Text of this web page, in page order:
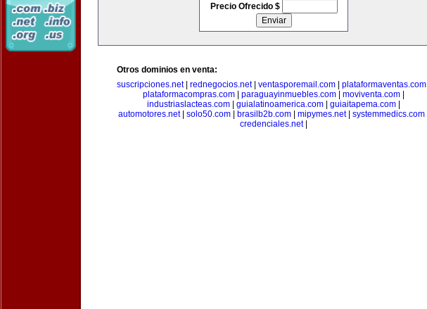
Precio Ofrecido $
Otros dominios en venta:
suscripciones.net| rednegocios.net| ventasporemail.com plataformaventas.com
plataformacompras.com
paraguayinmuebles.com moviventa.com
industriaslacteas.com
guialatinoamerica.com guiaitapema.com
automotores.net| solo50.com brasilb2b.com mipymes.net| systemmedics.com
credenciales.net|